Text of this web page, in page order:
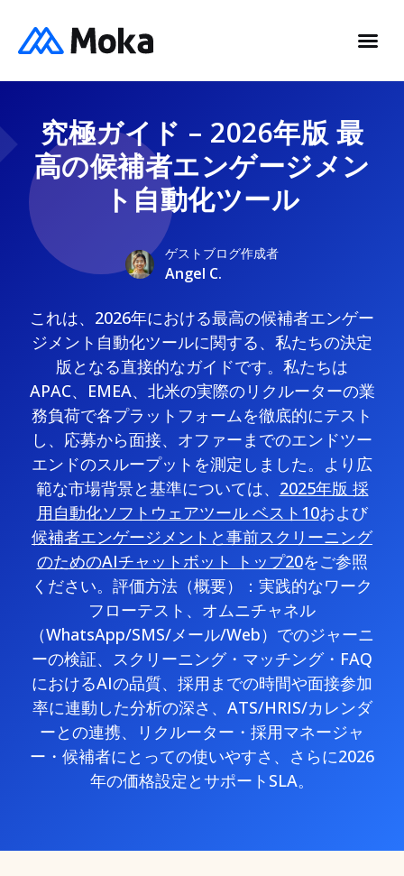
究極ガイド – 2026年版 最
高の候補者エンゲージメン
ト自動化ツール
ゲストブログ作成者
Angel C.
これは、2026年における最高の候補者エンゲー
ジメント自動化ツールに関する、私たちの決定
版となる直接的なガイドです。私たちは
APAC、EMEA、北米の実際のリクルーターの業
務負荷で各プラットフォームを徹底的にテスト
し、応募から面接、オファーまでのエンドツー
エンドのスループットを測定しました。より広
範な市場背景と基準については、 2025年版 採
用自動化ソフトウェアツール ベスト10および
候補者エンゲージメントと事前スクリーニング
のためのAIチャットボット トップ20をご参照
ください。評価方法（概要）：実践的なワーク
フローテスト、オムニチャネル
（WhatsApp/SMS/メール/Web）でのジャーニ
ーの検証、スクリーニング・マッチング・FAQ
におけるAIの品質、採用までの時間や面接参加
率に連動した分析の深さ、ATS/HRIS/カレンダ
ーとの連携、リクルーター・採用マネージャ
ー・候補者にとっての使いやすさ、さらに2026
年の価格設定とサポートSLA。